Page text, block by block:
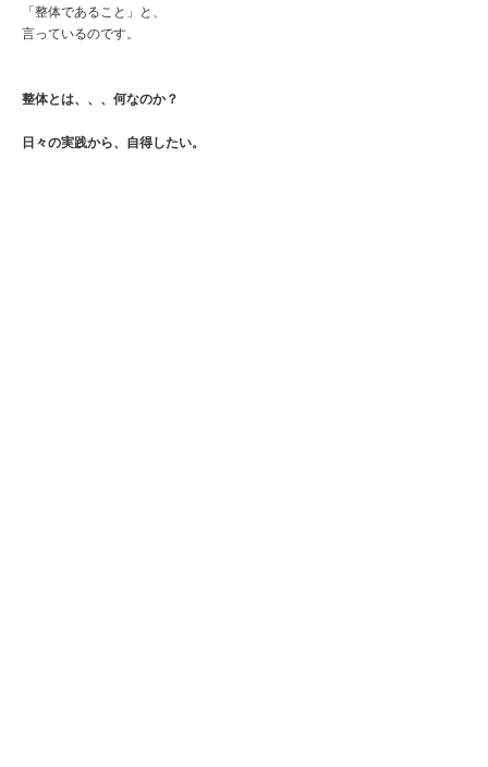
「整体であること」と、
言っているのです。
整体とは、、、何なのか？
日々の実践から、自得したい。